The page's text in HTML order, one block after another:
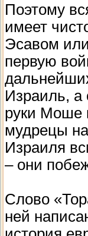
Поэтому
имеет
Эсавом
первую
Израиль, а
руки Моше
мудрецы
Израиля
– они
Слово
ней